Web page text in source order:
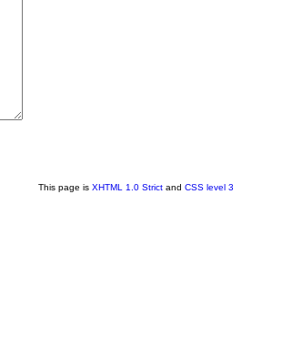
This page is XHTML 1.0 Strictand CSS level 3